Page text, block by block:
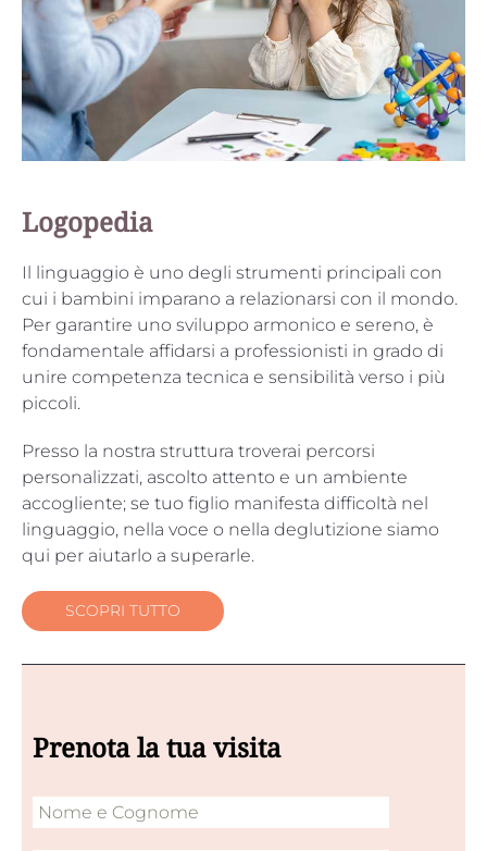
Logopedia
Il linguaggio è uno degli strumenti principali con
cui i bambini imparano a relazionarsi con il mondo.
Per garantire uno sviluppo armonico e sereno, è
fondamentale affidarsi a professionisti in grado di
unire competenza tecnica e sensibilità verso i più
piccoli.
Presso la nostra struttura troverai percorsi
personalizzati, ascolto attento e un ambiente
accogliente; se tuo figlio manifesta difficoltà nel
linguaggio, nella voce o nella deglutizione siamo
qui per aiutarlo a superarle.
SCOPRI TUTTO
Prenota la tua visita